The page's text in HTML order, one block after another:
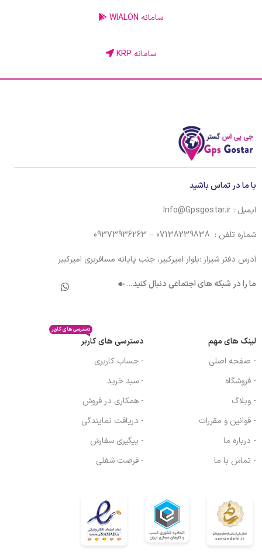
سامانه WIALON
سامانه KRP
با ما در تماس باشید
ایمیل : Info@Gpsgostar.ir
شماره تلفن : 07138239838 – 09373936263
آدرس دفتر شیراز :بلوار امیرکبیر، جنب پایانه مسافربری امیرکبیر
ما را در شبکه های اجتماعی دنبال کنید...
لینک های مهم
- صفحه اصلی
- فروشگاه
- وبلاگ
- قوانین و مقررات
- درباره ما
- تماس با ما
دسترسی های کاربر
دسترسی های کاربر
- حساب کاربری
- سبد خرید
- همکاری در فروش
- دریافت نمایندگی
- پیگیری سفارش
- فرصت شغلی